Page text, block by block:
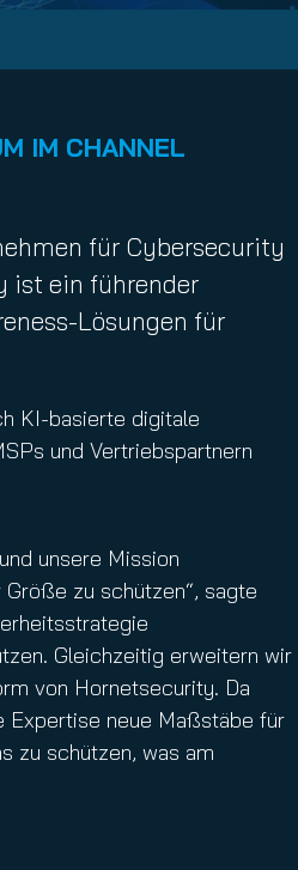
IM CHANNEL
für Cybersecurity
ist ein führender
Lösungen für
KI-basierte digitale
und Vertriebspartnern
unsere Mission
zu schützen“, sagte
Gleichzeitig erweitern wir
von Hornetsecurity. Da
Expertise neue Maßstäbe für
zu schützen, was am